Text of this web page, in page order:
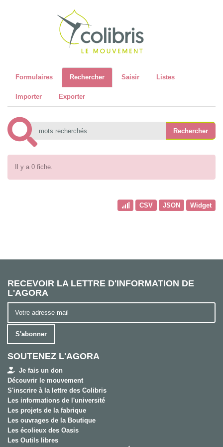
Formulaires Rechercher Saisir Listes
Importer Exporter
Il y a 0 fiche.
CSV JSON Widget
RECEVOIR LA LETTRE D'INFORMATION DE
L'AGORA
S'abonner
SOUTENEZ L'AGORA
Je fais un don
Découvrir le mouvement
S'inscrire à la lettre des Colibris
Les informations de l'université
Les projets de la fabrique
Les ouvrages de la Boutique
Les écolieux des Oasis
Les Outils libres